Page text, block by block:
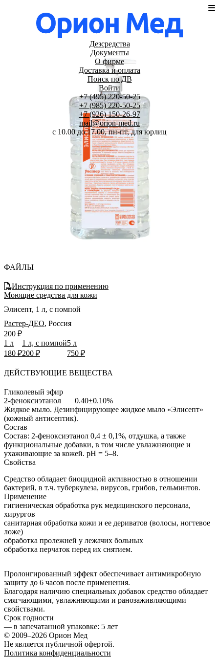
Дезсредства
Документы
О фирме
Доставка и оплата
Поиск по ДВ
Войти
+7 (495) 220-50-25
+7 (985) 220-50-25
+7 (926) 150-26-97
mail@orion-med.ru
c 10.00 до 17.00, пн-пт, для юрлиц
ФАЙЛЫ
Инструкция по применению
Моющие средства для кожи
Элисепт, 1 л, с помпой
Растер-ДЕО, Россия
1 л
180 ₽
1 л, с помпой
200 ₽
5 л
750 ₽
ДЕЙСТВУЮЩИЕ ВЕЩЕСТВА
Гликолевый эфир
2-феноксиэтанол
0.40±0.10%
Жидкое мыло. Дезинфицирующее жидкое мыло «Элисепт»
(кожный антисептик).
Состав
Состав: 2-феноксиэтанол 0,4 ± 0,1%, отдушка, а также
функциональные добавки, в том числе увлажняющие и
ухаживающие за кожей. pH = 5–8.
Свойства
Средство обладает биоцидной активностью в отношении
бактерий, в т.ч. туберкулеза, вирусов, грибов, гельминтов.
Применение
гигиеническая обработка рук медицинского персонала,
хирургов
санитарная обработка кожи и ее дериватов (волосы, ногтевое
ложе)
обработка пролежней у лежачих больных
обработка перчаток перед их снятием.
Пролонгированный эффект обеспечивает антимикробную
защиту до 6 часов после применения.
Благодаря наличию специальных добавок средство обладает
смягчающими, увлажняющими и ранозаживляющими
свойствами.
Срок годности
— в запечатанной упаковке: 5 лет
200 ₽
© 2009–2026 Орион Мед
Не является публичной офертой.
Политика конфиденциальности